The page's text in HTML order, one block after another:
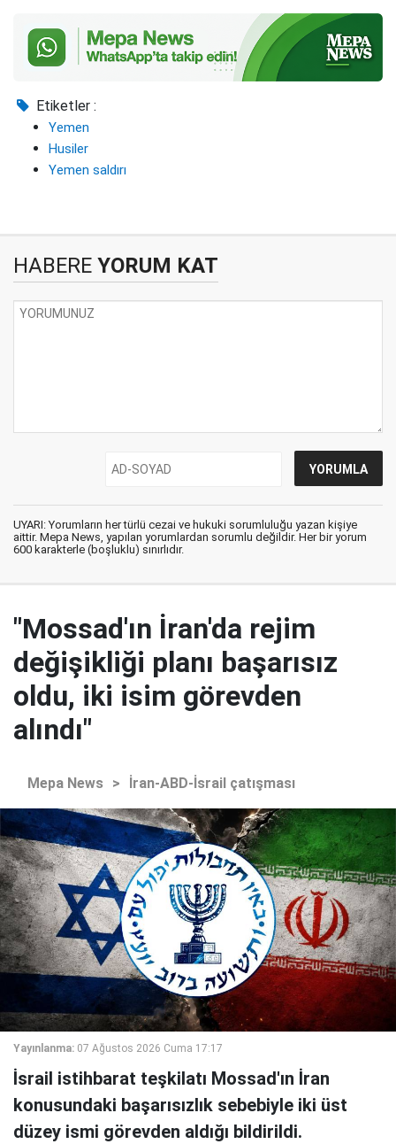
Etiketler :
Yemen
Husiler
Yemen saldırı
HABERE YORUM KAT
UYARI: Yorumların her türlü cezai ve hukuki sorumluluğu yazan kişiye
aittir. Mepa News, yapılan yorumlardan sorumlu değildir. Her bir yorum
600 karakterle (boşluklu) sınırlıdır.
"Mossad'ın İran'da rejim
değişikliği planı başarısız
oldu, iki isim görevden
alındı"
Mepa News > İran-ABD-İsrail çatışması
Yayınlanma: 07 Ağustos 2026 Cuma 17:17
İsrail istihbarat teşkilatı Mossad'ın İran
konusundaki başarısızlık sebebiyle iki üst
düzey ismi görevden aldığı bildirildi.